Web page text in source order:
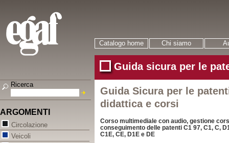
Catalogo home Chi siamo
Guida sicura per le
Guida Sicura per le
didattica e corsi
Corso multimediale con audio, gestione
conseguimento delle patenti C1 97, C1, C,
C1E, CE, D1E e DE
Ricerca
ARGOMENTI
Circolazione
Veicoli